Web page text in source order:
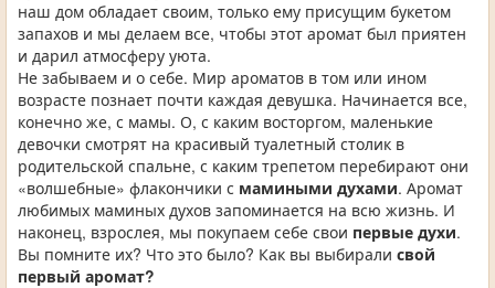
наш дом обладает своим, только ему присущим букетом
запахов и мы делаем все, чтобы этот аромат был приятен
и дарил атмосферу уюта.
Не забываем и о себе. Мир ароматов в том или ином
возрасте познает почти каждая девушка. Начинается все,
конечно же, с мамы. О, с каким восторгом, маленькие
девочки смотрят на красивый туалетный столик в
родительской спальне, с каким трепетом перебирают они
«волшебные» флакончики с мамиными духами. Аромат
любимых маминых духов запоминается на всю жизнь. И
наконец, взрослея, мы покупаем себе свои первые духи.
Вы помните их? Что это было? Как вы выбирали свой
первый аромат?